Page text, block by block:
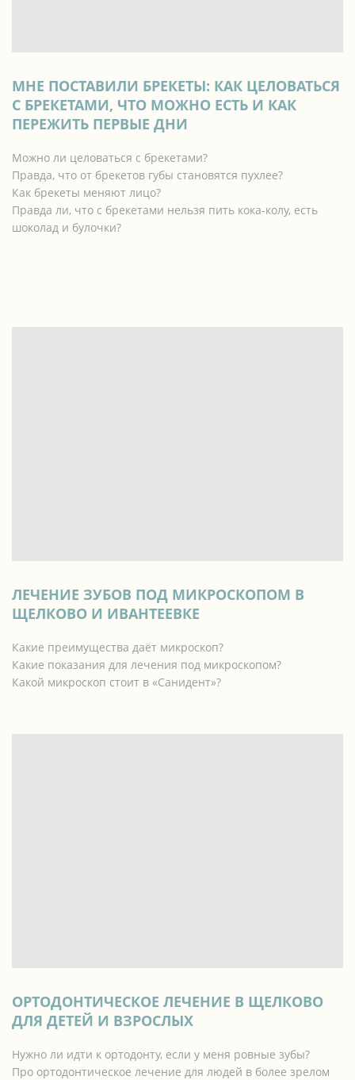
МНЕ ПОСТАВИЛИ БРЕКЕТЫ: КАК ЦЕЛОВАТЬСЯ
C БРЕКЕТАМИ, ЧТО МОЖНО ЕСТЬ И КАК
ПЕРЕЖИТЬ ПЕРВЫЕ ДНИ
Можно ли целоваться с брекетами?
Правда, что от брекетов губы становятся пухлее?
Как брекеты меняют лицо?
Правда ли, что с брекетами нельзя пить кока-колу, есть
шоколад и булочки?
ЛЕЧЕНИЕ ЗУБОВ ПОД МИКРОСКОПОМ В
ЩЕЛКОВО И ИВАНТЕЕВКЕ
Какие преимущества даёт микроскоп?
Какие показания для лечения под микроскопом?
Какой микроскоп стоит в «Санидент»?
ОРТОДОНТИЧЕСКОЕ ЛЕЧЕНИЕ В ЩЕЛКОВО
ДЛЯ ДЕТЕЙ И ВЗРОСЛЫХ
Нужно ли идти к ортодонту, если у меня ровные зубы?
Про ортодонтическое лечение для людей в более зрелом